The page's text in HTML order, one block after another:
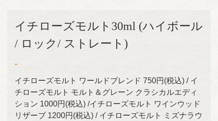
イチローズモルト30ml (ハイボール
/ ロック/ ストレート)
-
イチローズモルト ワールドブレンド 750円(税込) / イ
チローズモルト モルト＆グレーン クラシカルエディ
ション 1000円(税込) /イチローズモルト ワインウッド
リザーブ 1200円(税込) / イチローズモルト ミズナラウ